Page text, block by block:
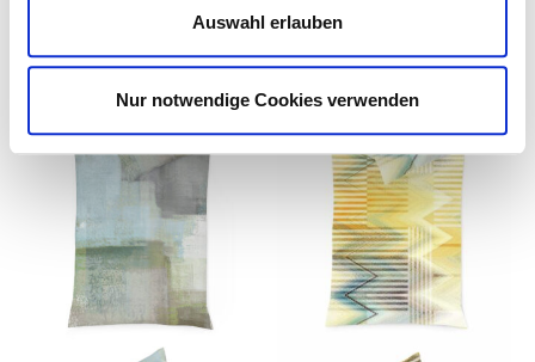
Auswahl erlauben
Nur notwendige Cookies verwenden